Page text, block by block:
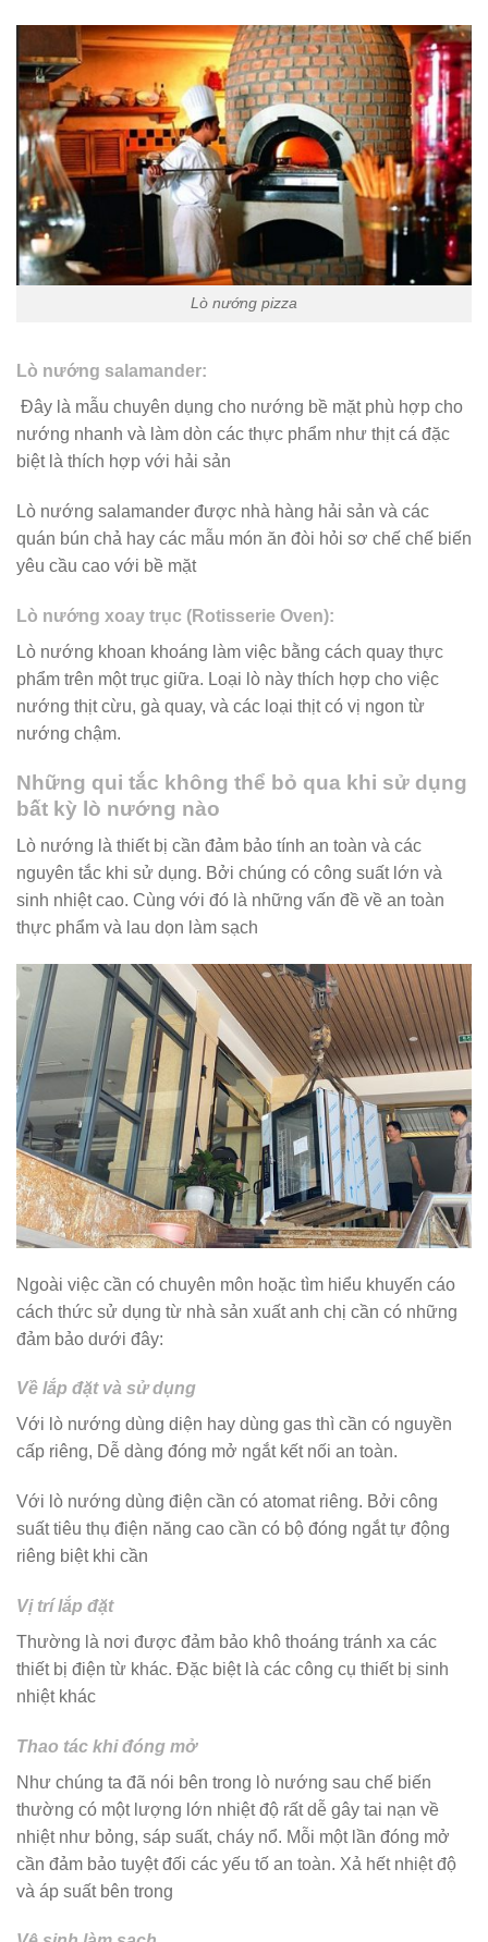
Lò nướng pizza
Lò nướng salamander:
Đây là mẫu chuyên dụng cho nướng bề mặt phù hợp cho
nướng nhanh và làm dòn các thực phẩm như thịt cá đặc
biệt là thích hợp với hải sản
Lò nướng salamander được nhà hàng hải sản và các
quán bún chả hay các mẫu món ăn đòi hỏi sơ chế chế biến
yêu cầu cao với bề mặt
Lò nướng xoay trục (Rotisserie Oven):
Lò nướng khoan khoáng làm việc bằng cách quay thực
phẩm trên một trục giữa. Loại lò này thích hợp cho việc
nướng thịt cừu, gà quay, và các loại thịt có vị ngon từ
nướng chậm.
Những qui tắc không thể bỏ qua khi sử dụng
bất kỳ lò nướng nào
Lò nướng là thiết bị cần đảm bảo tính an toàn và các
nguyên tắc khi sử dụng. Bởi chúng có công suất lớn và
sinh nhiệt cao. Cùng với đó là những vấn đề về an toàn
thực phẩm và lau dọn làm sạch
Ngoài việc cần có chuyên môn hoặc tìm hiểu khuyến cáo
cách thức sử dụng từ nhà sản xuất anh chị cần có những
đảm bảo dưới đây:
Về lắp đặt và sử dụng
Với lò nướng dùng diện hay dùng gas thì cần có nguyền
cấp riêng, Dễ dàng đóng mở ngắt kết nối an toàn.
Với lò nướng dùng điện cần có atomat riêng. Bởi công
suất tiêu thụ điện năng cao cần có bộ đóng ngắt tự động
riêng biệt khi cần
Vị trí lắp đặt
Thường là nơi được đảm bảo khô thoáng tránh xa các
thiết bị điện từ khác. Đặc biệt là các công cụ thiết bị sinh
nhiệt khác
Thao tác khi đóng mở
Như chúng ta đã nói bên trong lò nướng sau chế biến
thường có một lượng lớn nhiệt độ rất dễ gây tai nạn về
nhiệt như bỏng, sáp suất, cháy nổ. Mỗi một lần đóng mở
cần đảm bảo tuyệt đối các yếu tố an toàn. Xả hết nhiệt độ
và áp suất bên trong